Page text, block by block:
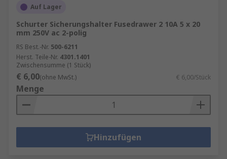
Auf Lager
Schurter Sicherungshalter Fusedrawer 2 10A 5 x 20
mm 250V ac 2-polig
RS Best.-Nr. 500-6211
Herst. Teile-Nr. 4301.1401
Zwischensumme (1 Stück)
€ 6,00(ohne MwSt.) € 6,00/Stück
Menge
Hinzufügen